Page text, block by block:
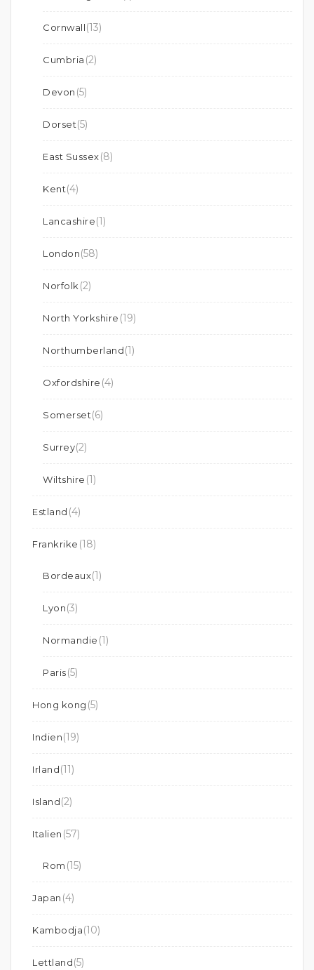
Cornwall(13)
Cumbria (2)
Devon (5)
Dorset(5)
East Sussex(8)
Kent(4)
Lancashire(1)
London(58)
Norfolk (2)
North Yorkshire (19)
Northumberland(1)
Oxfordshire (4)
Somerset(6)
Surrey(2)
Wiltshire (1)
Estland (4)
Frankrike (18)
Bordeaux(1)
Lyon(3)
Normandie (1)
Paris(5)
Hong kong (5)
Indien(19)
Irland(11)
Island(2)
Italien (57)
Rom (15)
Japan (4)
Kambodja(10)
Lettland(5)